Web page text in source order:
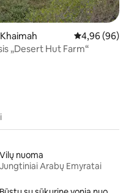
Vidutinis
4,96 (96)
„Desert Hut Farm“
Vilų nuoma
Jungtiniai Arabų Emyratai